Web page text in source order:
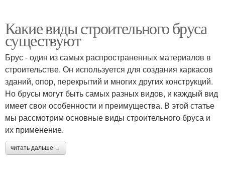
Какие виды строительного бруса
существуют
Брус - один из самых распространенных материалов в
строительстве. Он используется для создания каркасов
зданий, опор, перекрытий и многих других конструкций.
Но брусы могут быть самых разных видов, и каждый вид
имеет свои особенности и преимущества. В этой статье
мы рассмотрим основные виды строительного бруса и
их применение.
читать дальше →